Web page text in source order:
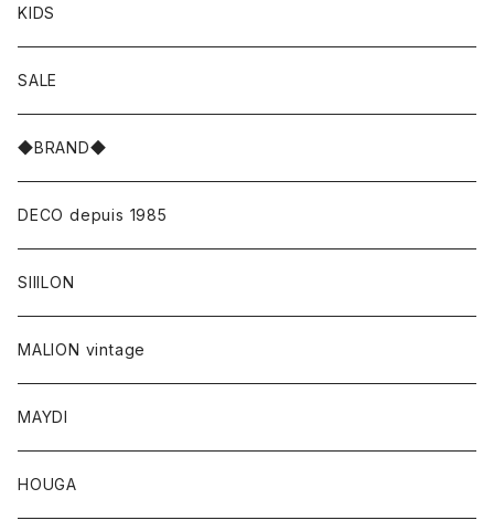
KIDS
SALE
◆BRAND◆
DECO depuis 1985
SIIILON
MALION vintage
MAYDI
HOUGA